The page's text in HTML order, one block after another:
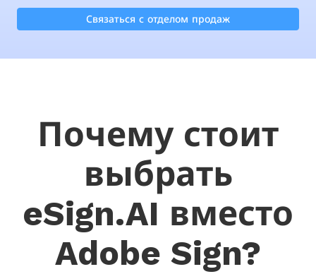
Связаться с отделом продаж
Почему стоит
выбрать
eSign.AI вместо
Adobe Sign?